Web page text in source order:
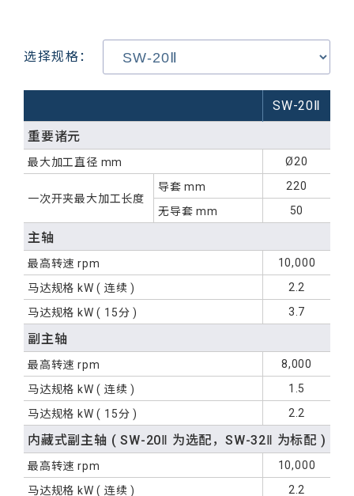
选择规格：
SW-20Ⅱ
重要诸元
最大加工直径 mm Ø20
一次开夹最大加工长度
导套mm
220
无导套mm 50
主轴
最高转速 rpm
10,000
马达规格 kW ( 连续 )
2.2
马达规格 kW ( 15分 ) 3.7
副主轴
最高转速 rpm
8,000
马达规格 kW ( 连续 )
1.5
马达规格 kW ( 15分 ) 2.2
内藏式副主轴 ( SW-20Ⅱ 为选配，SW-32Ⅱ 为标配 )
最高转速 rpm
10,000
马达规格 kW ( 连续 ) 2.2